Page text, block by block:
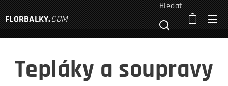
FLORBALKY.COM
Hledat
Tepláky a soupravy